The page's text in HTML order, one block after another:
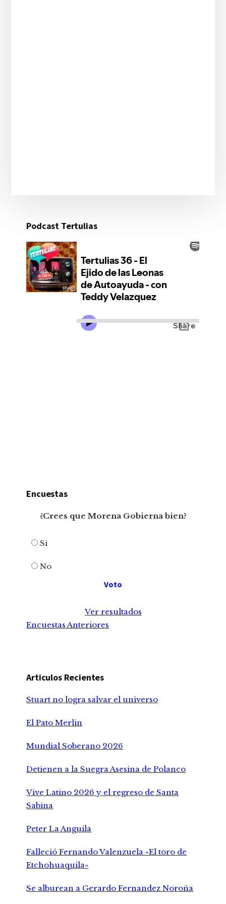
Podcast Tertulias
Encuestas
¿Crees que Morena Gobierna bien?
Si
No
Ver resultados
Encuestas Anteriores
Articulos Recientes
Stuart no logra salvar el universo
El Pato Merlin
Mundial Soberano 2026
Detienen a la Suegra Asesina de Polanco
Vive Latino 2026 y el regreso de Santa
Sabina
Peter La Anguila
Falleció Fernando Valenzuela «El toro de
Etchohuaquila»
Se alburean a Gerardo Fernandez Noroña